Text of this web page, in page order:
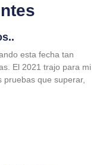
esta fecha tan
El 2021 trajo para mi
que superar,